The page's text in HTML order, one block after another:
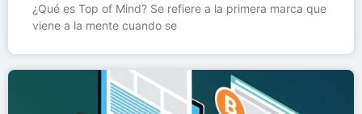
¿Qué es Top of Mind? Se refiere a la primera marca que
viene a la mente cuando se